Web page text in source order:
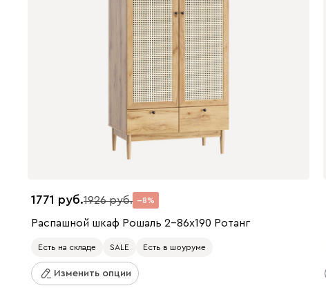
1771 1926 8
Распашной шкаф Рошаль 2-86x190 Ротанг
Есть на складе SALE Есть в шоуруме
Изменить опции